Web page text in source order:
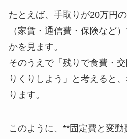
たとえば、手取りが20万円
（家賃・通信費・保険など
かを見ます。
そのうえで「残りで食費・
りくりしよう」と考えると
ります。
このように、**固定費と変